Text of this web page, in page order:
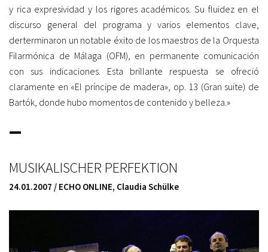
y rica expresividad y los rigores académicos. Su fluidez en el
discurso general del programa y varios elementos clave,
derterminaron un notable éxito de los maestros de la Orquesta
Filarmónica de Málaga (OFM), en permanente comunicación
con sus indicaciones. Esta brillante respuesta se ofreció
claramente en «El príncipe de madera», op. 13 (Gran suite) de
Bartók, donde hubo momentos de contenido y belleza.»
MUSIKALISCHER PERFEKTION
24.01.2007 / ECHO ONLINE, Claudia Schülke